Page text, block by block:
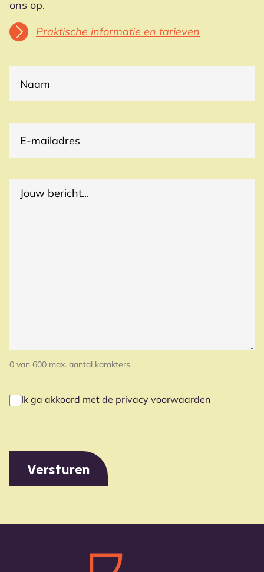
ons op.
Praktische informatie en tarieven
MAILADRES(VEREIST)
REACTIES (VEREIST)
0 van 600 max. aantal karakters
PRIVACY
Ik ga akkoord met de privacy voorwaarden